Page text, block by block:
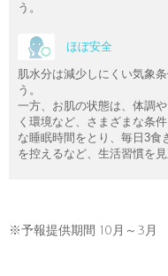
う。
ほぼ安全
肌水分は減少しにくい気象
う。
一方、お肌の状態は、体調
く環境など、さまざまな条
な睡眠時間をとり、毎日3食
を控えるなど、生活習慣を見
※予報提供期間 10月～3月